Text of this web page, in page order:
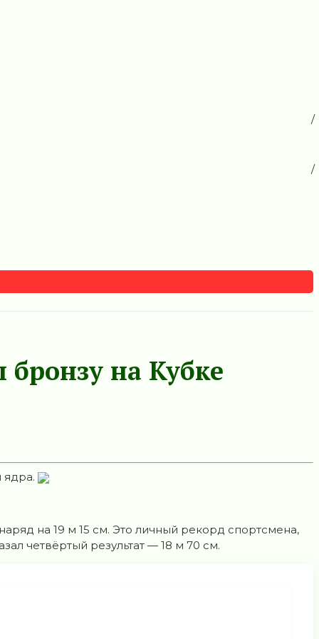
на Кубке
ядра.
на 19 м 15 см. Это личный рекорд спортсмена,
четвёртый результат — 18 м 70 см.